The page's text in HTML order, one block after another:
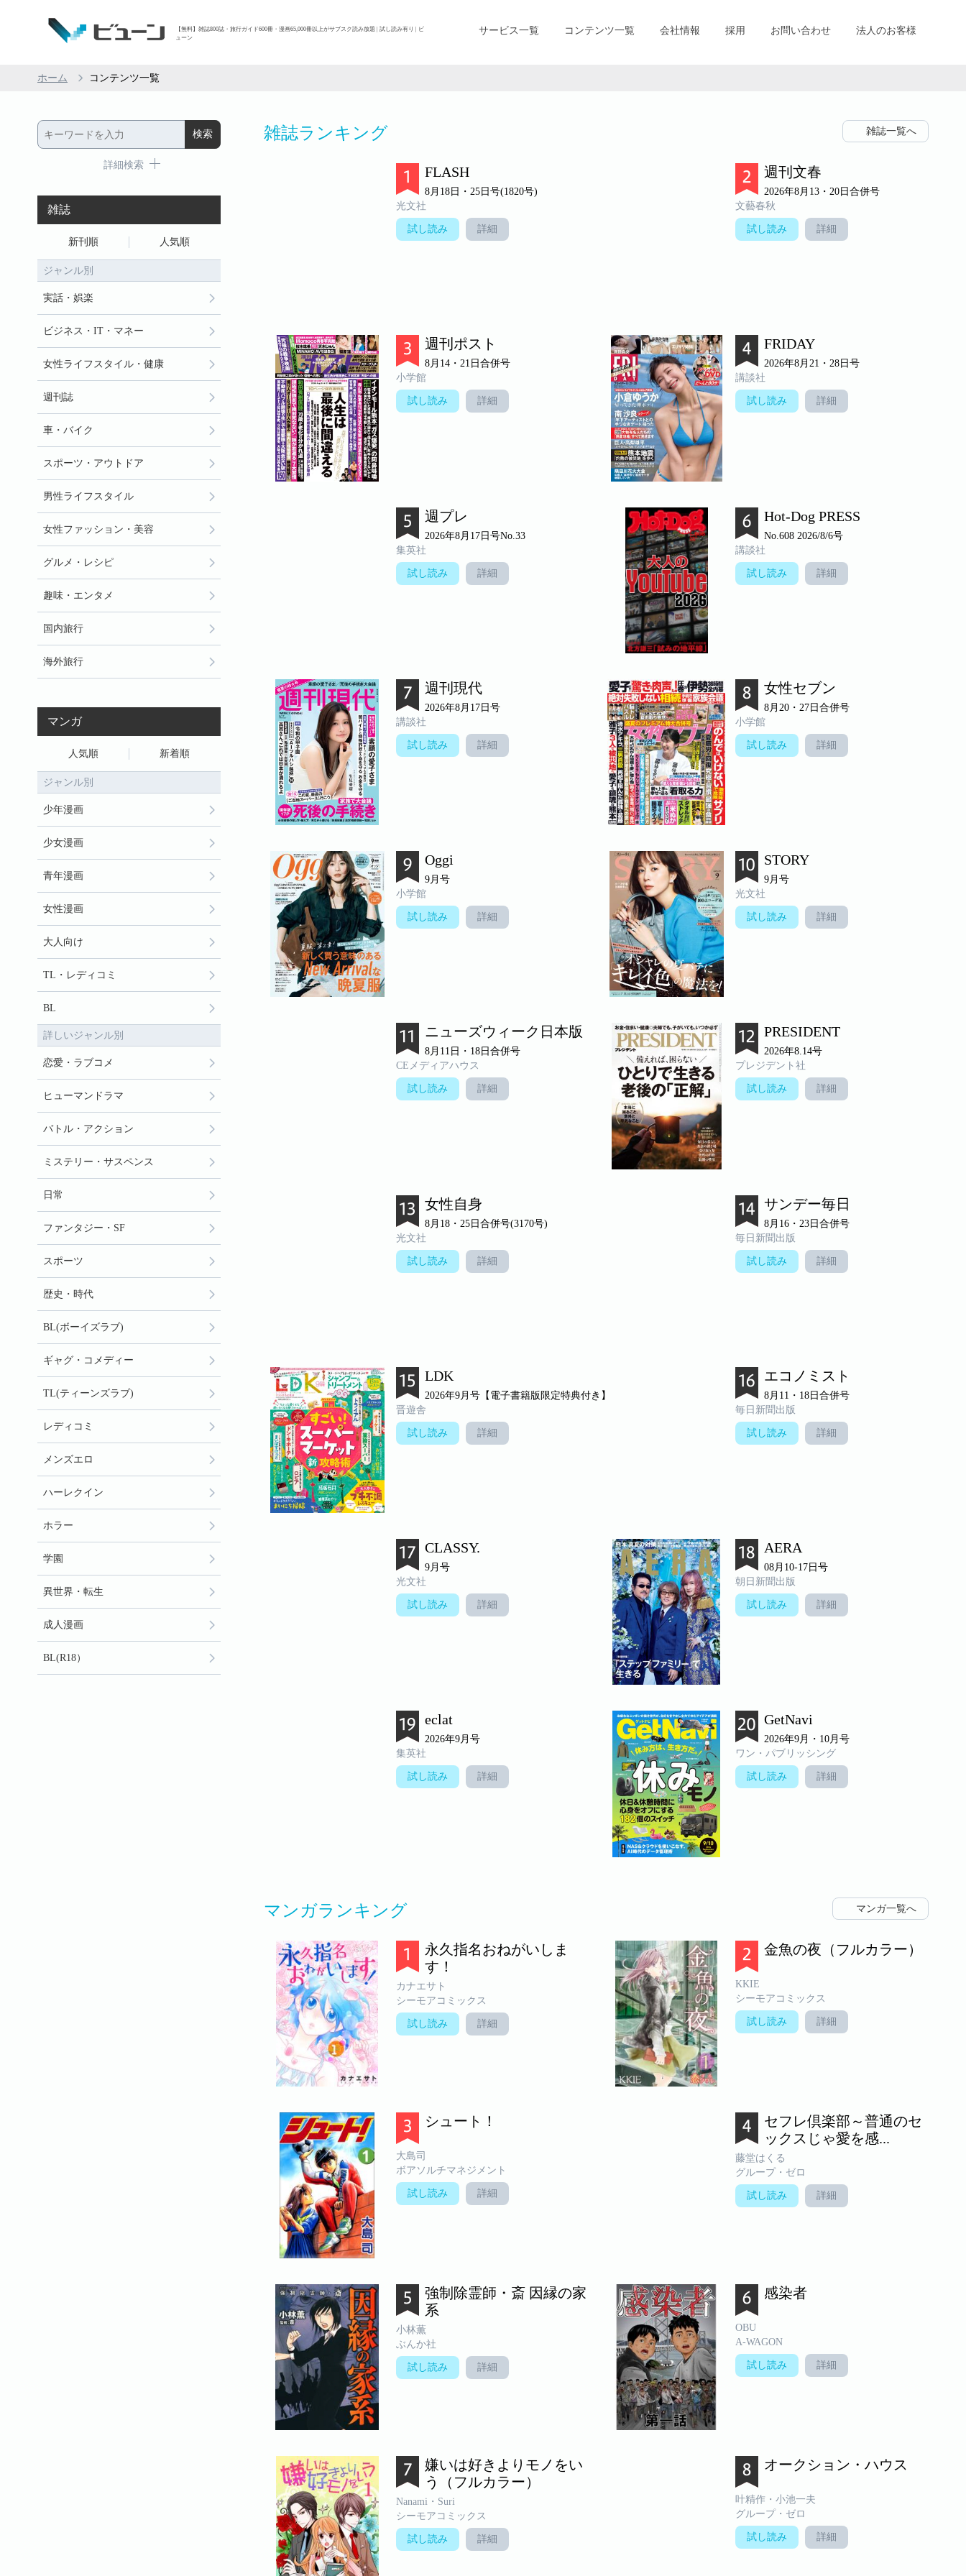
【無料】雑誌800誌・旅行ガイド600冊・漫画65,000冊以上がサブスク読み放題 | 試し読み有り | ビ
ューン
サービス一覧 コンテンツ一覧 会社情報 採用 お問い合わせ 法人のお客様
ホーム コンテンツ一覧
雑誌ランキング 雑誌一覧へ
FLASH
8月18日・25日号(1820号)
光文社
試し読み 詳細
週刊文春
2026年8月13・20日合併号
文藝春秋
試し読み 詳細
週刊ポスト
8月14・21日合併号
小学館
試し読み 詳細
FRIDAY
2026年8月21・28日号
講談社
試し読み 詳細
週プレ
2026年8月17日号No.33
集英社
試し読み 詳細
Hot-Dog PRESS
No.608 2026/8/6号
講談社
試し読み 詳細
週刊現代
2026年8月17日号
講談社
試し読み 詳細
女性セブン
8月20・27日合併号
小学館
試し読み 詳細
Oggi
9月号
小学館
試し読み 詳細
STORY
9月号
光文社
試し読み 詳細
ニューズウィーク日本版
8月11日・18日合併号
CEメディアハウス
試し読み 詳細
PRESIDENT
2026年8.14号
プレジデント社
試し読み 詳細
女性自身
8月18・25日合併号(3170号)
光文社
試し読み 詳細
サンデー毎日
8月16・23日合併号
毎日新聞出版
試し読み 詳細
LDK
2026年9月号【電子書籍版限定特典付き】
晋遊舎
試し読み 詳細
エコノミスト
8月11・18日合併号
毎日新聞出版
試し読み 詳細
CLASSY.
9月号
光文社
試し読み 詳細
AERA
08月10-17日号
朝日新聞出版
試し読み 詳細
eclat
2026年9月号
集英社
試し読み 詳細
GetNavi
2026年9月・10月号
ワン・パブリッシング
試し読み 詳細
マンガランキング マンガ一覧へ
永久指名おねがいしま
す！
カナエサト
シーモアコミックス
試し読み 詳細
金魚の夜（フルカラー）
KKIE
シーモアコミックス
試し読み 詳細
シュート！
大島司
ボアソルチマネジメント
試し読み 詳細
セフレ倶楽部～普通のセ
ックスじゃ愛を感...
藤堂はくる
グループ・ゼロ
試し読み 詳細
強制除霊師・斎 因縁の家
系
小林薫
ぶんか社
試し読み 詳細
感染者
OBU
A-WAGON
試し読み 詳細
嫌いは好きよりモノをい
う（フルカラー）
Nanami・Suri
シーモアコミックス
試し読み 詳細
オークション・ハウス
叶精作・小池一夫
グループ・ゼロ
試し読み 詳細
詳細検索
雑誌
新刊順 人気順
ジャンル別
実話・娯楽
ビジネス・IT・マネー
女性ライフスタイル・健康
週刊誌
車・バイク
スポーツ・アウトドア
男性ライフスタイル
女性ファッション・美容
グルメ・レシピ
趣味・エンタメ
国内旅行
海外旅行
マンガ
人気順 新着順
ジャンル別
少年漫画
少女漫画
青年漫画
女性漫画
大人向け
TL・レディコミ
BL
詳しいジャンル別
恋愛・ラブコメ
ヒューマンドラマ
バトル・アクション
ミステリー・サスペンス
日常
ファンタジー・SF
スポーツ
歴史・時代
BL(ボーイズラブ)
ギャグ・コメディー
TL(ティーンズラブ)
レディコミ
メンズエロ
ハーレクイン
ホラー
学園
異世界・転生
成人漫画
BL(R18）